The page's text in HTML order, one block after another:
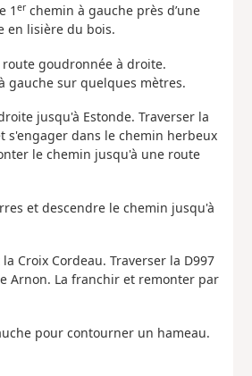
1 erchemin à gauche près d’une
en lisière du bois.
goudronnée à droite.
gauche sur quelques mètres.
jusqu'à Estonde. Traverser la
s'engager dans le chemin herbeux
le chemin jusqu'à une route
et descendre le chemin jusqu'à
Croix Cordeau. Traverser la D997
Arnon. La franchir et remonter par
pour contourner un hameau.